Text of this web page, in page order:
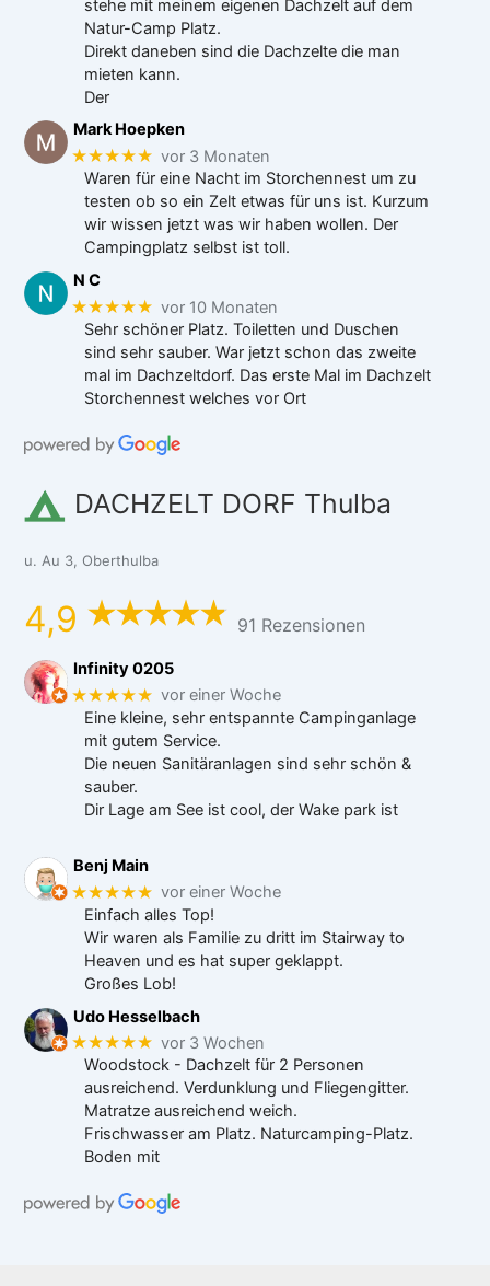
stehe mit meinem eigenen Dachzelt auf dem
Natur-Camp Platz.
Direkt daneben sind die Dachzelte die man
mieten kann.
Der
Mark Hoepken
★★★★★ vor 3 Monaten
Waren für eine Nacht im Storchennest um zu
testen ob so ein Zelt etwas für uns ist. Kurzum
wir wissen jetzt was wir haben wollen. Der
Campingplatz selbst ist toll.
N C
★★★★★ vor 10 Monaten
Sehr schöner Platz. Toiletten und Duschen
sind sehr sauber. War jetzt schon das zweite
mal im Dachzeltdorf. Das erste Mal im Dachzelt
Storchennest welches vor Ort
DACHZELT DORF Thulba
u. Au 3, Oberthulba
4,9 91 Rezensionen
Infinity 0205
★★★★★ vor einer Woche
Eine kleine, sehr entspannte Campinganlage
mit gutem Service.
Die neuen Sanitäranlagen sind sehr schön &
sauber.
Dir Lage am See ist cool, der Wake park ist
Benj Main
★★★★★ vor einer Woche
Einfach alles Top!
Wir waren als Familie zu dritt im Stairway to
Heaven und es hat super geklappt.
Großes Lob!
Udo Hesselbach
★★★★★ vor 3 Wochen
Woodstock - Dachzelt für 2 Personen
ausreichend. Verdunklung und Fliegengitter.
Matratze ausreichend weich.
Frischwasser am Platz. Naturcamping-Platz.
Boden mit